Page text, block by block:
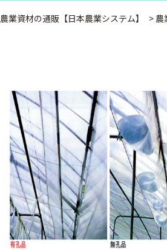
農業資材の通販【日本農業システム】 > 農